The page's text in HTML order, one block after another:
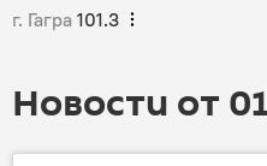
г. Гагра 101.3
Новости от